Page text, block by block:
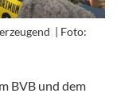
| Foto:
BVB und dem